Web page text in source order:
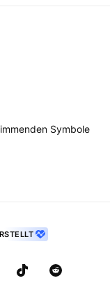
Symbole